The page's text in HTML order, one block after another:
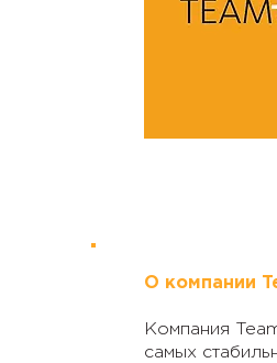
О компании
Компания
самых